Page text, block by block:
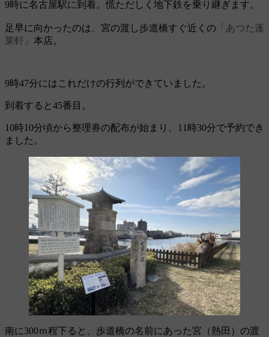
9時に名古屋駅に到着。慌ただしく地下鉄を乗り継ぎます。
足早に向かったのは、宮の渡し歩道橋すぐ近くの 「あつた蓬
莱軒」 本店。
9時47分にはこれだけの行列ができていました。
到着すると45番目。
10時10分頃から整理券の配布が始まり、11時30分で予約でき
ました。
南に300ｍ程下ると、歩道橋の名前にあった宮（熱田）の渡